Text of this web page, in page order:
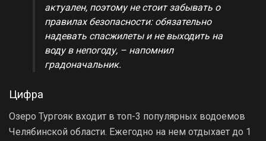
актуален, поэтому не стоит забывать о
правилах безопасности: обязательно
надевать спасжилеты и не выходить на
воду в непогоду, – напомнил
градоначальник.
Цифра
Озеро Тургояк входит в топ-3 популярных водоемов
Челябинской области. Ежегодно на нем отдыхает до 1